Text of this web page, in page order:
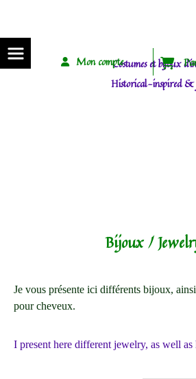
Costumes et bijoux
Historical-inspired &
Mon compte
Bijoux /
Je vous présente ici différents bijoux,
pour cheveux.
I present here different jewelry, as well as